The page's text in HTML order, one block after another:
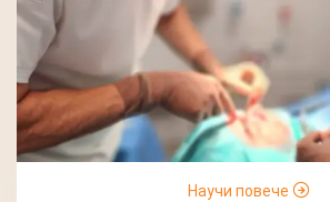
Научи повече